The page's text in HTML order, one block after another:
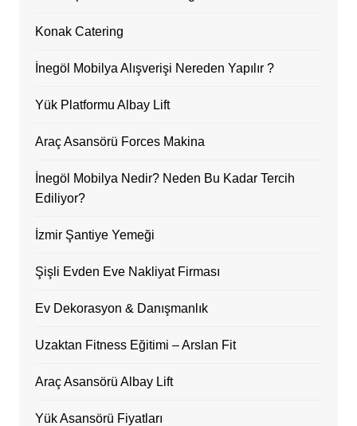
Konak Catering
İnegöl Mobilya Alışverişi Nereden Yapılır ?
Yük Platformu Albay Lift
Araç Asansörü Forces Makina
İnegöl Mobilya Nedir? Neden Bu Kadar Tercih
Ediliyor?
İzmir Şantiye Yemeği
Şişli Evden Eve Nakliyat Firması
Ev Dekorasyon & Danışmanlık
Uzaktan Fitness Eğitimi – Arslan Fit
Araç Asansörü Albay Lift
Yük Asansörü Fiyatları